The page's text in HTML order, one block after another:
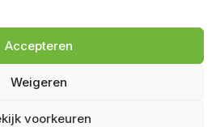
Accepteren
Weigeren
voorkeuren
Marketing
is onderdeel van Moreau
B.V.